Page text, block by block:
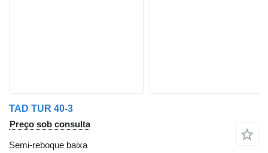
TAD TUR 40-3
Preço sob consulta
Semi-reboque baixa